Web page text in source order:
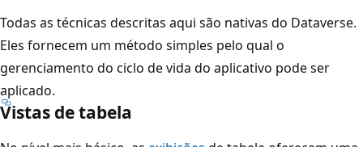
Todas as técnicas descritas aqui são nativas do Dataverse.
Eles fornecem um método simples pelo qual o
gerenciamento do ciclo de vida do aplicativo pode ser
aplicado.
Vistas de tabela